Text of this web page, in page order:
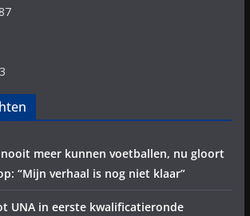
meer kunnen voetballen, nu gloort
“Mijn verhaal is nog niet klaar”
UNA in eerste kwalificatieronde